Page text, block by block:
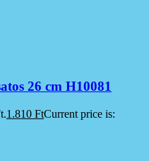
26 cm H10081
1.810 FtCurrent price is: